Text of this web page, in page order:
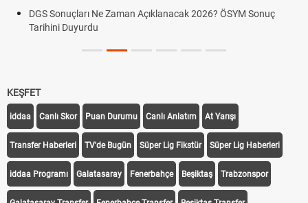
DGS Sonuçları Ne Zaman Açıklanacak 2026? ÖSYM Sonuç
Tarihini Duyurdu
KEŞFET
iddaa Canlı Skor Puan Durumu Canlı Anlatım At Yarışı
Transfer Haberleri TV'de Bugün Süper Lig Fikstür Süper Lig Haberleri
iddaa Programı Galatasaray Fenerbahçe Beşiktaş Trabzonspor